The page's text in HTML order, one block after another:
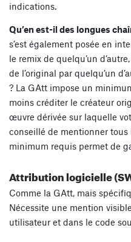
indications.
Qu’en est-il des longues
s’est également posée en
le remix de quelqu’un
de l’original par quelqu’un
? La GAtt impose un
moins créditer le créateur
œuvre dérivée sur laquelle
conseillé de mentionner tous
minimum requis permet de
Attribution logicielle
Comme la GAtt, mais
Nécessite une mention
utilisateur et dans le code